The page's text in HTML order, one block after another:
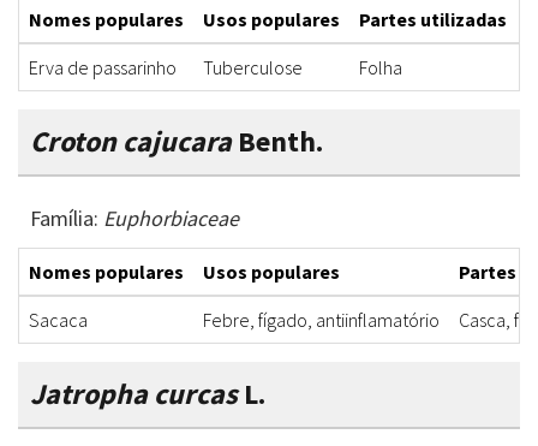
Nomes populares Usos populares Partes utilizadas
Erva de passarinho
Tuberculose Folha
Croton cajucaraBenth.
Família: Euphorbiaceae
Nomes populares Usos populares
Partes
Sacaca
Febre, fígado, antiinflamatório Casca,
Jatropha curcasL.